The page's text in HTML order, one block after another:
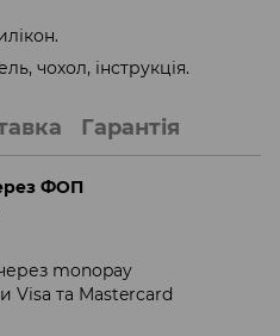
чохол, інструкція.
Гарантія
ФОП
monopay
Visa та Mastercard